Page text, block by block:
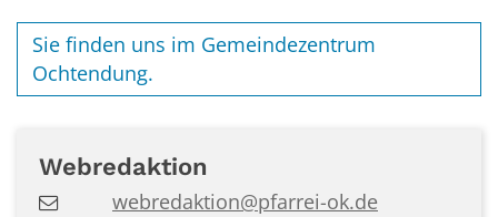
Sie finden uns im Gemeindezentrum
Ochtendung.
Webredaktion
webredaktion@pfarrei-ok.de